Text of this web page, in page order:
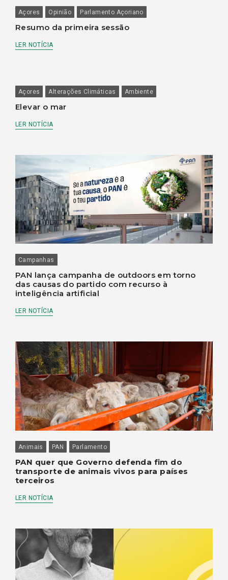
Açores Opinião Parlamento Açoriano
Resumo da primeira sessão
LER NOTÍCIA
Açores Alterações Climáticas Ambiente
Elevar o mar
LER NOTÍCIA
Campanhas
PAN lança campanha de outdoors em torno
das causas do partido com recurso à
inteligência artificial
LER NOTÍCIA
Animais PAN Parlamento
PAN quer que Governo defenda fim do
transporte de animais vivos para países
terceiros
LER NOTÍCIA